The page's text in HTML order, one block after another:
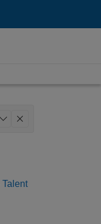
Talent